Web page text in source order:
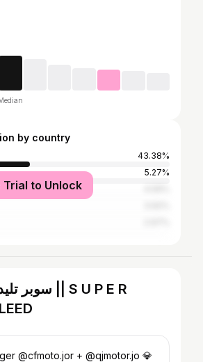
by country
43.38%
5.27%
Trial to Unlock
@cfmoto.jor + @qjmotor.jo 💎